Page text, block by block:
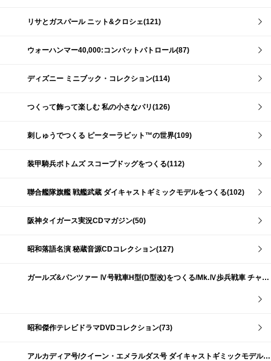
リサとガスパール ニット&クロシェ(121)
ウォーハンマー40,000:コンバットパトロール(87)
ディズニー ミニブック・コレクション(114)
つくって飾って楽しむ 私の小さなパリ(126)
刺しゅうでつくる ピーターラビット™の世界(109)
装甲騎兵ボトムズ スコープドッグをつくる(112)
聯合艦隊旗艦 戦艦武蔵 ダイキャストギミックモデルをつくる(102)
阪神タイガース実況CDマガジン(50)
昭和落語名演 秘蔵音源CDコレクション(127)
ガールズ&パンツァー Ⅳ号戦車H型(D型改)をつくる/Mk.Ⅳ歩兵戦車 チャーチルMk.Ⅶをつくる(191)
昭和傑作テレビドラマDVDコレクション(73)
アルカディア号/クイーン・エメラルダス号 ダイキャストギミックモデルをつくる(159)